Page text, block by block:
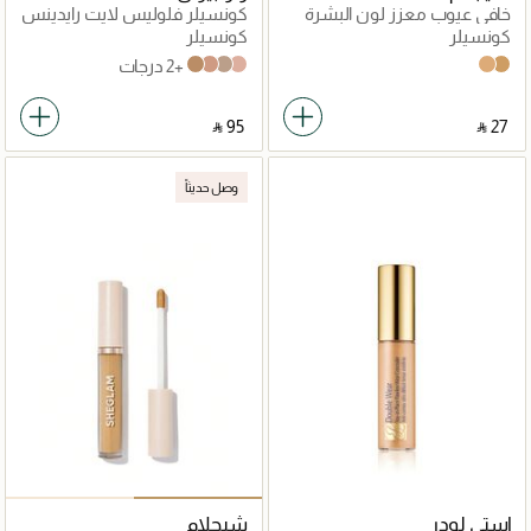
خافي عيوب معزز لون البشرة
كونسيلر
Shell
Nude
‎ ⃁ ⁦27⁩ ‎
كونسيلر فلوليس لايت رايدينس
إتش دي
كونسيلر
Caramel
Hazelnut
Cinnamon
Honey
+2 درجات
‎ ⃁ ⁦95⁩ ‎
إستي لودر
وصل حديثاً
شيجلام